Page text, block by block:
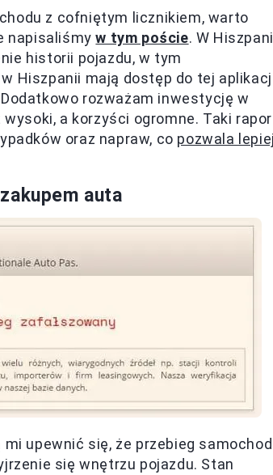
z cofniętym licznikiem, warto
napisaliśmyw tym poście. W
historii pojazdu, w tym
Hiszpanii mają dostęp do tej
rozważam inwestycję w
a korzyści ogromne. Taki
oraz napraw, co pozwala
auta
upewnić się, że przebieg
się wnętrzu pojazdu. Stan